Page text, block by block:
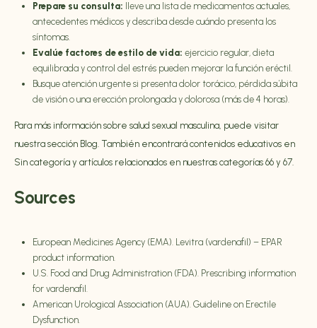
Prepare su consulta: lleve una lista de medicamentos actuales,
antecedentes médicos y describa desde cuándo presenta los
síntomas.
Evalúe factores de estilo de vida: ejercicio regular, dieta
equilibrada y control del estrés pueden mejorar la función eréctil.
Busque atención urgente si presenta dolor torácico, pérdida súbita
de visión o una erección prolongada y dolorosa (más de 4 horas).
Para más información sobre salud sexual masculina, puede visitar
nuestra sección Blog. También encontrará contenidos educativos en
Sin categoría y artículos relacionados en nuestras categorías 66 y 67.
Sources
European Medicines Agency (EMA). Levitra (vardenafil) – EPAR
product information.
U.S. Food and Drug Administration (FDA). Prescribing information
for vardenafil.
American Urological Association (AUA). Guideline on Erectile
Dysfunction.